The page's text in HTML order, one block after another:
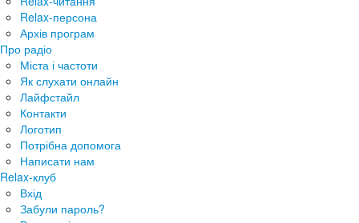
Relax-персона
Архів програм
Про радіо
Міста і частоти
Як слухати онлайн
Лайфстайл
Контакти
Логотип
Потрібна допомога
Написати нам
Relax-клуб
Вхід
Забули пароль?